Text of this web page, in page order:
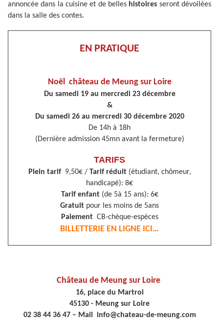
annoncée dans la cuisine et de belles histoires seront dévoilées
dans la salle des contes.
EN PRATIQUE
Noël château de Meung sur Loire
Du samedi 19 au mercredi 23 décembre
&
Du samedi 26 au mercredi 30 décembre 2020
De 14h à 18h
(Dernière admission 45mn avant la fermeture)
TARIFS
Plein tarif 9,50€ / Tarif réduit(étudiant, chômeur,
handicapé): 8€
Tarif enfant(de 5à 15 ans): 6€
Gratuit pour les moins de 5ans
Paiement CB-chèque-espèces
BILLETTERIE EN LIGNE ICI…
Château de Meung sur Loire
16, place du Martroi
45130 - Meung sur Loire
02 38 44 36 47 – Mail info@chateau-de-meung.com